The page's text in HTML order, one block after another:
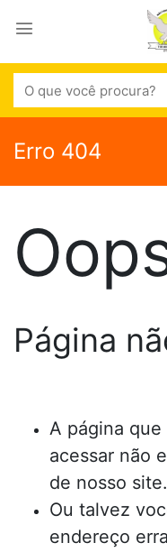
Erro 404
Página
A página
acessar não
de nosso site.
Ou talvez
endereço